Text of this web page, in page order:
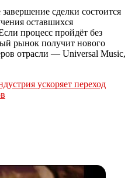
сделки состоится
оставшихся
процесс пройдёт без
рынок получит нового
отрасли — Universal Music,
ускоряет переход